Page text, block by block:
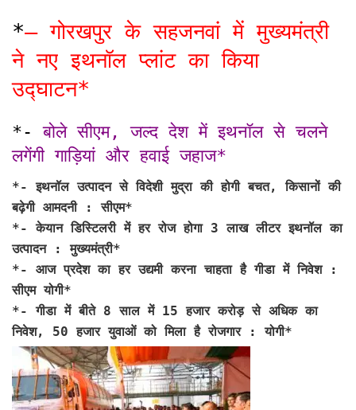
*– गोरखपुर के सहजनवां में मुख्यमंत्री
ने नए इथनॉल प्लांट का किया
उद्घाटन*
*- बोले सीएम, जल्द देश में इथनॉल से चलने
लगेंगी गाड़ियां और हवाई जहाज*
*- इथनॉल उत्पादन से विदेशी मुद्रा की होगी बचत, किसानों की
बढ़ेगी आमदनी : सीएम*
*- केयान डिस्टिलरी में हर रोज होगा 3 लाख लीटर इथनॉल का
उत्पादन : मुख्यमंत्री*
*- आज प्रदेश का हर उद्यमी करना चाहता है गीडा में निवेश :
सीएम योगी*
*- गीडा में बीते 8 साल में 15 हजार करोड़ से अधिक का
निवेश, 50 हजार युवाओं को मिला है रोजगार : योगी*